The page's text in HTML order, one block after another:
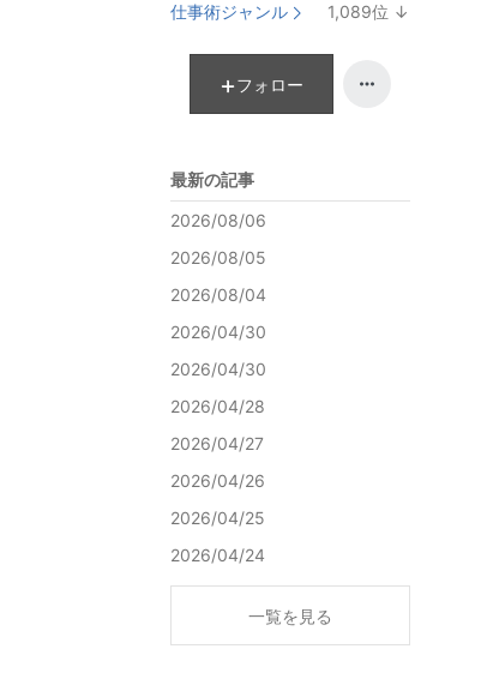
仕事術ジャンル 1,089位 ↓
フォロー
最新の記事
2026/08/06
2026/08/05
2026/08/04
2026/04/30
2026/04/30
2026/04/28
2026/04/27
2026/04/26
2026/04/25
2026/04/24
一覧を見る